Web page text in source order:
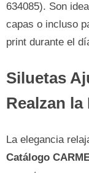
634085). Son
capas o incluso
print durante el
Siluetas
Realzan la
La elegancia
Catálogo